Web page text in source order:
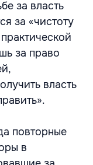
за власть
за «чистоту
за право
власть
повторные
в